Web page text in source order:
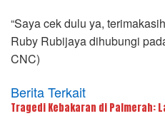
“Saya cek dulu ya,
Ruby Rubijaya dihubungi
CNC)
Berita Terkait
Tragedi Kebakaran di Palmerah: